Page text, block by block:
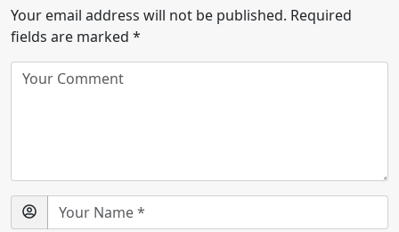
Your email address will not be published. Required
fields are marked *